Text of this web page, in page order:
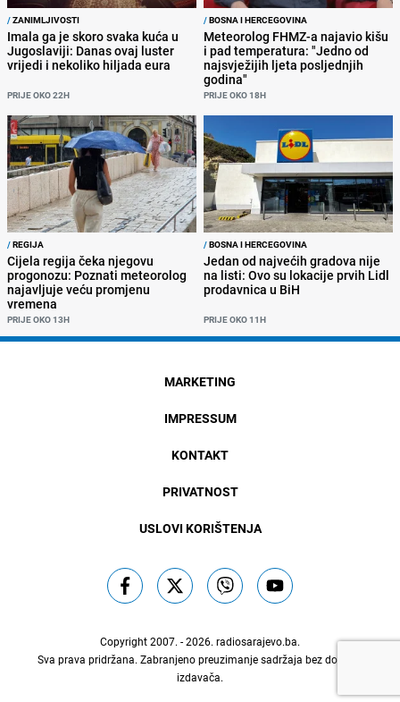
/ZANIMLJIVOSTI
Imala ga je skoro svaka kuća u
Jugoslaviji: Danas ovaj luster
vrijedi i nekoliko hiljada eura
PRIJE OKO 22H
/BOSNA I HERCEGOVINA
Meteorolog FHMZ-a najavio kišu
i pad temperatura: "Jedno od
najsvježijih ljeta posljednjih
godina"
PRIJE OKO 18H
/REGIJA
Cijela regija čeka njegovu
progonozu: Poznati meteorolog
najavljuje veću promjenu
vremena
PRIJE OKO 13H
/BOSNA I HERCEGOVINA
Jedan od najvećih gradova nije
na listi: Ovo su lokacije prvih Lidl
prodavnica u BiH
PRIJE OKO 11H
MARKETING
IMPRESSUM
KONTAKT
PRIVATNOST
USLOVI KORIŠTENJA
Copyright 2007. - 2026. radiosarajevo.ba.
Sva prava pridržana. Zabranjeno preuzimanje sadržaja bez dozvole
izdavača.